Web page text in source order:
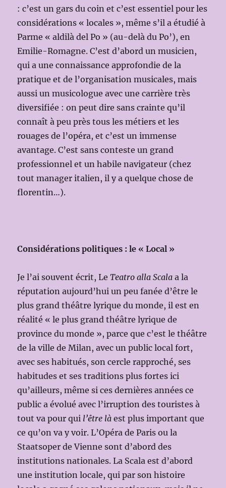
: c’est un gars du coin et c’est essentiel pour les
considérations « locales », même s’il a étudié à
Parme « aldilà del Po » (au-delà du Po’), en
Emilie-Romagne. C’est d’abord un musicien,
qui a une connaissance approfondie de la
pratique et de l’organisation musicales, mais
aussi un musicologue avec une carrière très
diversifiée : on peut dire sans crainte qu’il
connaît à peu près tous les métiers et les
rouages de l’opéra, et c’est un immense
avantage. C’est sans conteste un grand
professionnel et un habile navigateur (chez
tout manager italien, il y a quelque chose de
florentin…).
Considérations politiques : le « Local »
Je l’ai souvent écrit, LeTeatro alla Scala a la
réputation aujourd’hui un peu fanée d’être le
plus grand théâtre lyrique du monde, il est en
réalité « le plus grand théâtre lyrique de
province du monde », parce que c’est le théâtre
de la ville de Milan, avec un public local fort,
avec ses habitués, son cercle rapproché, ses
habitudes et ses traditions plus fortes ici
qu’ailleurs, même si ces dernières années ce
public a évolué avec l’irruption des touristes à
tout va pour qui l’être là est plus important que
ce qu’on va y voir. L’Opéra de Paris ou la
Staatsoper de Vienne sont d’abord des
institutions nationales. La Scala est d’abord
une institution locale, qui par son histoire